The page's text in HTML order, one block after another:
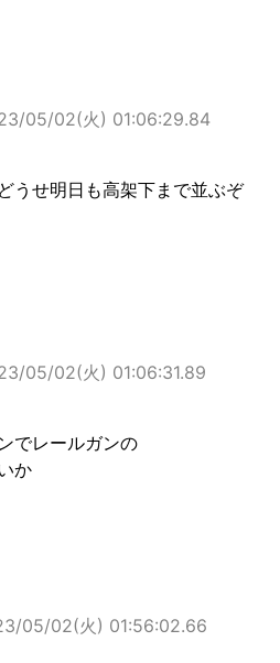
05/02(火) 01:06:29.84
うせ明日も高架下まで並ぶぞ
05/02(火) 01:06:31.89
でレールガンの
か
05/02(火) 01:56:02.66